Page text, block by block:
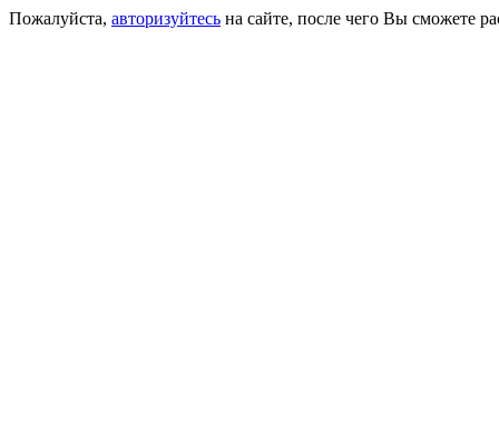
Пожалуйста, авторизуйтесь на сайте, после чего Вы сможете